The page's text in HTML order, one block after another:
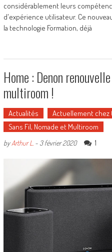
considérablement leurs
d'expérience utilisateur. Ce
la technologie Formation, déjà
Home : Denon
multiroom !
Actualités Actuellement chez
Sans Fil, Nomade et Multiroom
byArthur L. - 3 février 2020 1